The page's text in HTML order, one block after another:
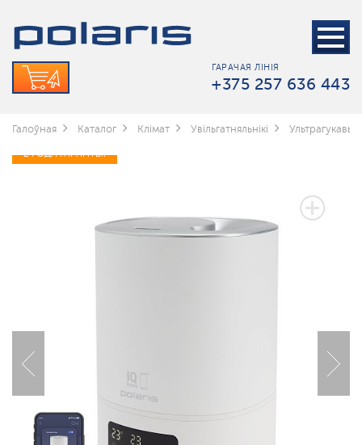
ГАРАЧАЯ ЛІНІЯ
+375 257 636 443
Галоўная Каталог Клімат Увільгатняльнікі Ультрагукавы
2 ГОДА ГАРАНТЫІ